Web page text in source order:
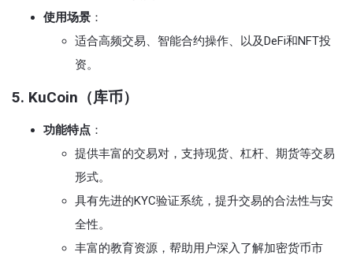
使用场景 ：
适合高频交易、智能合约操作、以及DeFi和NFT投
资。
5. KuCoin（库币）
功能特点 ：
提供丰富的交易对，支持现货、杠杆、期货等交易
形式。
具有先进的KYC验证系统，提升交易的合法性与安
全性。
丰富的教育资源，帮助用户深入了解加密货币市